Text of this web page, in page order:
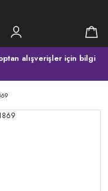
alışverişler için bilgi